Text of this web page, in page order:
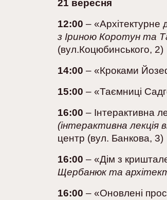
21 вересня
12:00 – «Архітектурне
з Іриною Коротун та
(вул.Коцюбинського, 2)
14:00 – «Кроками
15:00 – «Таємниці
16:00 – Інтерактивна
(інтерактивна лекція
центр (вул. Банкова, 3)
16:00 – «Дім з
Щербанюк та
16:00 – «Оновлені